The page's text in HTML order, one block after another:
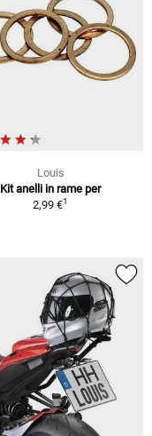
Louis
Kit anelli in rame per
2,99 €1